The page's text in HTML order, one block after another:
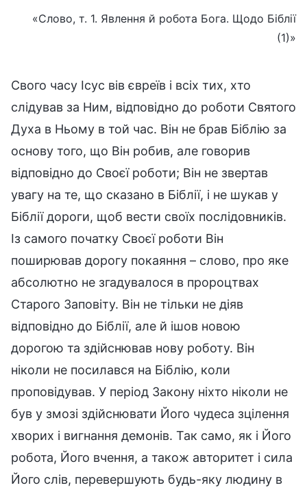
«Слово, т. 1. Явлення й робота Бога. Щодо Біблії
(1)»
Свого часу Ісус вів євреїв і всіх тих, хто
слідував за Ним, відповідно до роботи Святого
Духа в Ньому в той час. Він не брав Біблію за
основу того, що Він робив, але говорив
відповідно до Своєї роботи; Він не звертав
увагу на те, що сказано в Біблії, і не шукав у
Біблії дороги, щоб вести своїх послідовників.
Із самого початку Своєї роботи Він
поширював дорогу покаяння – слово, про яке
абсолютно не згадувалося в пророцтвах
Старого Заповіту. Він не тільки не діяв
відповідно до Біблії, але й ішов новою
дорогою та здійснював нову роботу. Він
ніколи не посилався на Біблію, коли
проповідував. У період Закону ніхто ніколи не
був у змозі здійснювати Його чудеса зцілення
хворих і вигнання демонів. Так само, як і Його
робота, Його вчення, а також авторитет і сила
Його слів, перевершують будь-яку людину в